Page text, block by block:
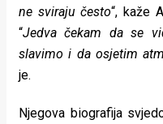
ne sviraju često“, kaže
“Jedva čekam da se
slavimo i da osjetim
je.
Njegova biografija